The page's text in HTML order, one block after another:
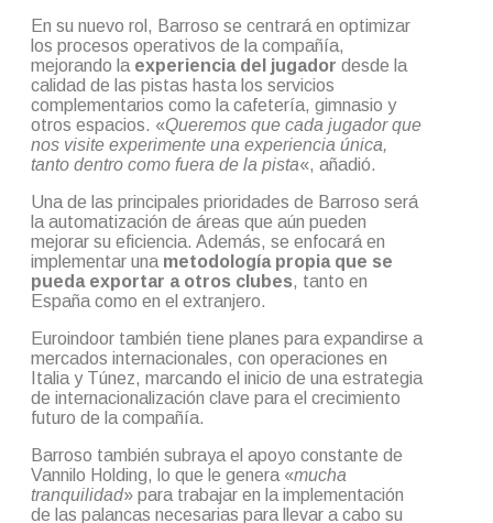
En su nuevo rol, Barroso se centrará en optimizar
los procesos operativos de la compañía,
mejorando la experiencia del jugador desde la
calidad de las pistas hasta los servicios
complementarios como la cafetería, gimnasio y
otros espacios. «Queremos que cada jugador que
nos visite experimente una experiencia única,
tanto dentro como fuera de la pista«, añadió.
Una de las principales prioridades de Barroso será
la automatización de áreas que aún pueden
mejorar su eficiencia. Además, se enfocará en
implementar una metodología propia que se
pueda exportar a otros clubes, tanto en
España como en el extranjero.
Euroindoor también tiene planes para expandirse a
mercados internacionales, con operaciones en
Italia y Túnez, marcando el inicio de una estrategia
de internacionalización clave para el crecimiento
futuro de la compañía.
Barroso también subraya el apoyo constante de
Vannilo Holding, lo que le genera «mucha
tranquilidad» para trabajar en la implementación
de las palancas necesarias para llevar a cabo su